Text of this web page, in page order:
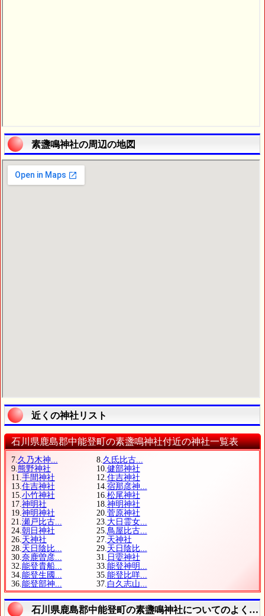
素盞鳴神社の周辺の地図
近くの神社リスト
石川県鹿島郡中能登町の素盞鳴神社付近の神社一覧表
7.久乃木神... 8.久氐比古...
9.熊野神社 10.健部神社
11.手間神社 12.住吉神社
13.住吉神社 14.宿那彦神...
15.小竹神社 16.松尾神社
17.神明社 18.神明神社
19.神明神社 20.菅原神社
21.瀬戸比古... 23.大日霊女...
24.朝日神社 25.鳥屋比古...
26.天神社 27.天神社
28.天日陰比... 29.天日陰比...
30.奈鹿曽彦... 31. 日孁神社
32.能登貴船... 33.能登神明...
34.能登生國... 35.能登比咩...
36.能登部神... 37.白久志山...
石川県鹿島郡中能登町の素盞鳴神社についてのよくあ